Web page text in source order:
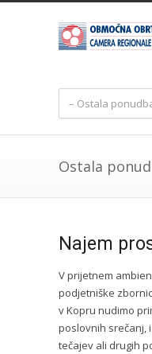
Ostala
Najem
V prijetnem
podjetniške
v Kopru nudimo
poslovnih srečanj,
tečajev ali drugih